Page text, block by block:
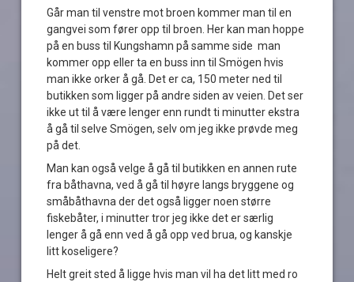
Går man til venstre mot broen kommer man til en
gangvei som fører opp til broen. Her kan man hoppe
på en buss til Kungshamn på samme side man
kommer opp eller ta en buss inn til Smögen hvis
man ikke orker å gå. Det er ca, 150 meter ned til
butikken som ligger på andre siden av veien. Det ser
ikke ut til å være lenger enn rundt ti minutter ekstra
å gå til selve Smögen, selv om jeg ikke prøvde meg
på det.
Man kan også velge å gå til butikken en annen rute
fra båthavna, ved å gå til høyre langs bryggene og
småbåthavna der det også ligger noen større
fiskebåter, i minutter tror jeg ikke det er særlig
lenger å gå enn ved å gå opp ved brua, og kanskje
litt koseligere?
Helt greit sted å ligge hvis man vil ha det litt med ro